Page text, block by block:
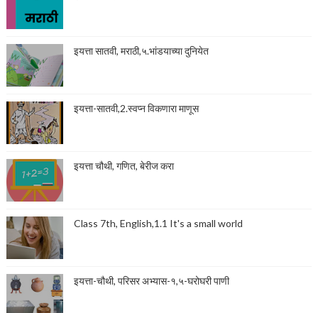
इयत्ता सातवी, मराठी,५.भांडयाच्या दुनियेत
इयत्ता-सातवी,2.स्वप्न विकणारा माणूस
इयत्ता चौथी, गणित, बेरीज करा
Class 7th, English,1.1 It's a small world
इयत्ता-चौथी, परिसर अभ्यास-१,५-घरोघरी पाणी